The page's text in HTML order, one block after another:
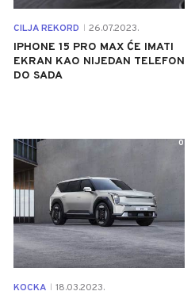
CILJA REKORD 26.07.2023.
IPHONE 15 PRO MAX ĆE IMATI
EKRAN KAO NIJEDAN TELEFON
DO SADA
KOCKA 18.03.2023.
0